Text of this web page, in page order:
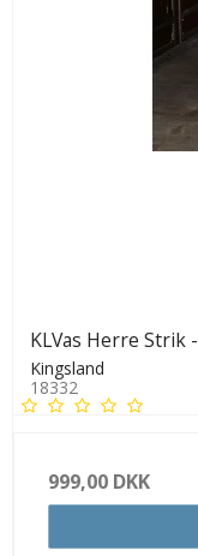
KLVas Herre Strik
Kingsland
18332
999,00 DKK